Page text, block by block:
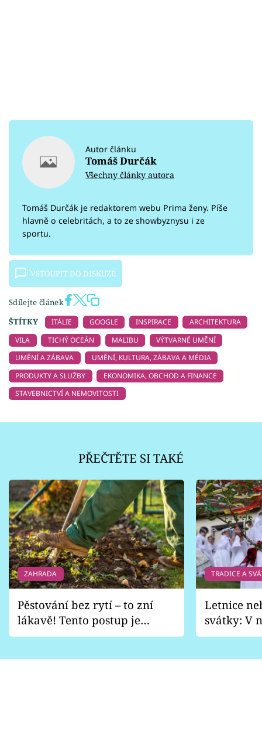
Autor článku
Tomáš Durčák
Všechny články autora
Tomáš Durčák je redaktorem webu Prima ženy. Píše
hlavně o celebritách, a to ze showbyznysu i ze
sportu.
VSTOUPIT DO DISKUZE
Sdílejte článek
ŠTÍTKY
ITÁLIE GOOGLE INSPIRACE
ARCHITEKTURA
VILA
TICHÝ OCEÁN MALIBU
VÝTVARNÉ UMĚNÍ
UMĚNÍ A ZÁBAVA
UMĚNÍ, KULTURA, ZÁBAVA A MÉDIA
PRODUKTY A SLUŽBY
EKONOMIKA, OBCHOD A FINANCE
STAVEBNICTVÍ A NEMOVITOSTI
PŘEČTĚTE SI TAKÉ
ZAHRADA
Pěstování bez rytí – to zní
lákavě! Tento postup je
vhodný jen pro některé
TRADICE A
Letnice
svátky: V
pondělí